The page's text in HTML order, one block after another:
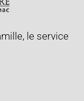
le service